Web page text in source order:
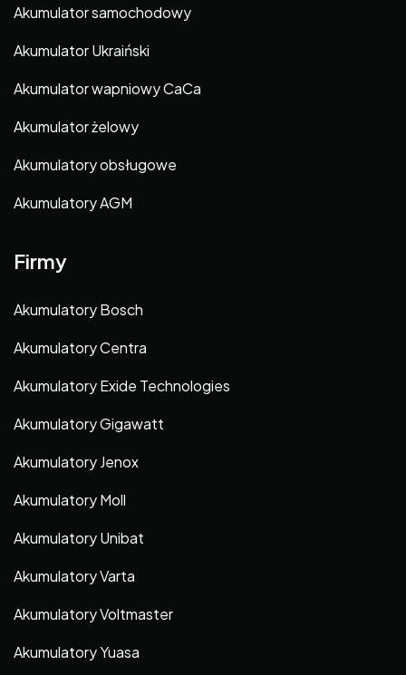
Akumulator samochodowy
Akumulator Ukraiński
Akumulator wapniowy CaCa
Akumulator żelowy
Akumulatory obsługowe
Akumulatory AGM
Firmy
Akumulatory Bosch
Akumulatory Centra
Akumulatory Exide Technologies
Akumulatory Gigawatt
Akumulatory Jenox
Akumulatory Moll
Akumulatory Unibat
Akumulatory Varta
Akumulatory Voltmaster
Akumulatory Yuasa